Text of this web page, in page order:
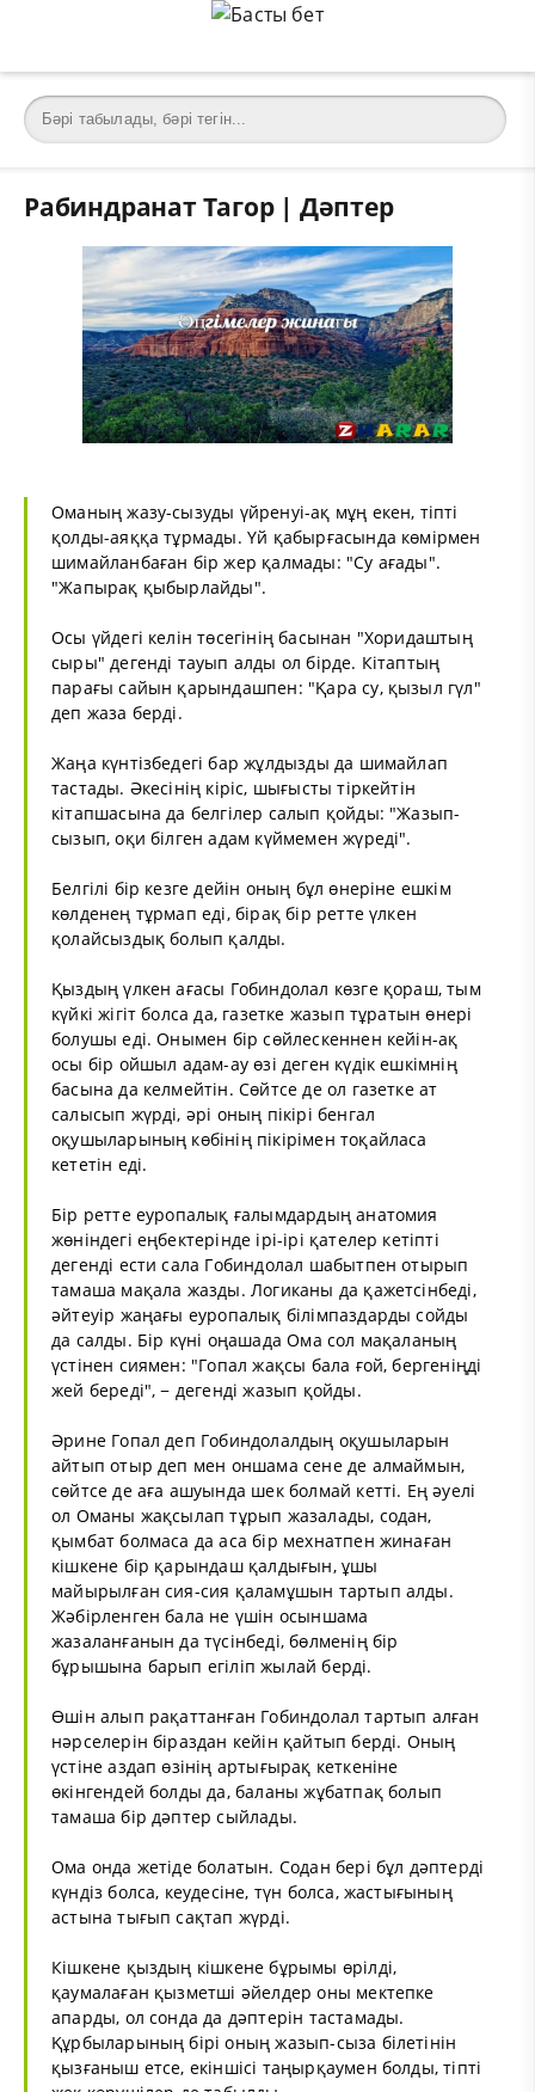
Рабиндранат Тагор | Дәптер
Оманың жазу-сызуды үйренуі-ақ мұң екен, тіпті
қолды-аяққа тұрмады. Үй қабырғасында көмірмен
шимайланбаған бір жер қалмады: "Су ағады".
"Жапырақ қыбырлайды".
Осы үйдегі келін төсегінің басынан "Хоридаштың
сыры" дегенді тауып алды ол бірде. Кітаптың
парағы сайын қарындашпен: "Қара су, қызыл гүл"
деп жаза берді.
Жаңа күнтізбедегі бар жұлдызды да шимайлап
тастады. Әкесінің кіріс, шығысты тіркейтін
кітапшасына да белгілер салып қойды: "Жазып-
сызып, оқи білген адам күймемен жүреді".
Белгілі бір кезге дейін оның бұл өнеріне ешкім
көлденең тұрмап еді, бірақ бір ретте үлкен
қолайсыздық болып қалды.
Қыздың үлкен ағасы Гобиндолал көзге қораш, тым
күйкі жігіт болса да, газетке жазып тұратын өнері
болушы еді. Онымен бір сөйлескеннен кейін-ақ
осы бір ойшыл адам-ау өзі деген күдік ешкімнің
басына да келмейтін. Сөйтсе де ол газетке ат
салысып жүрді, әрі оның пікірі бенгал
оқушыларының көбінің пікірімен тоқайласа
кететін еді.
Бір ретте еуропалық ғалымдардың анатомия
жөніндегі еңбектерінде ірі-ірі қателер кетіпті
дегенді ести сала Гобиндолал шабытпен отырып
тамаша мақала жазды. Логиканы да қажетсінбеді,
әйтеуір жаңағы еуропалық білімпаздарды сойды
да салды. Бір күні оңашада Ома сол мақаланың
үстінен сиямен: "Гопал жақсы бала ғой, бергеніңді
жей береді", − дегенді жазып қойды.
Әрине Гопал деп Гобиндолалдың оқушыларын
айтып отыр деп мен оншама сене де алмаймын,
сөйтсе де аға ашуында шек болмай кетті. Ең әуелі
ол Оманы жақсылап тұрып жазалады, содан,
қымбат болмаса да аса бір мехнатпен жинаған
кішкене бір қарындаш қалдығын, ұшы
майырылған сия-сия қаламұшын тартып алды.
Жәбірленген бала не үшін осыншама
жазаланғанын да түсінбеді, бөлменің бір
бұрышына барып егіліп жылай берді.
Өшін алып рақаттанған Гобиндолал тартып алған
нәрселерін біраздан кейін қайтып берді. Оның
үстіне аздап өзінің артығырақ кеткеніне
өкінгендей болды да, баланы жұбатпақ болып
тамаша бір дәптер сыйлады.
Ома онда жетіде болатын. Содан бері бұл дәптерді
күндіз болса, кеудесіне, түн болса, жастығының
астына тығып сақтап жүрді.
Кішкене қыздың кішкене бұрымы өрілді,
қаумалаған қызметші әйелдер оны мектепке
апарды, ол сонда да дәптерін тастамады.
Құрбыларының бірі оның жазып-сыза білетінін
қызғаныш етсе, екіншісі таңырқаумен болды, тіпті